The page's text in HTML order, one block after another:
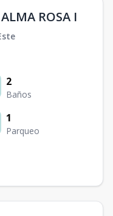
ROSA I
2
Baños
1
Parqueo